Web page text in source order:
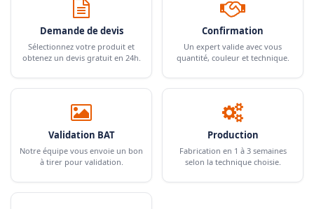
Demande de devis
Sélectionnez votre produit et
obtenez un devis gratuit en 24h.
Confirmation
Un expert valide avec vous
quantité, couleur et technique.
Validation BAT
Notre équipe vous envoie un bon
à tirer pour validation.
Production
Fabrication en 1 à 3 semaines
selon la technique choisie.